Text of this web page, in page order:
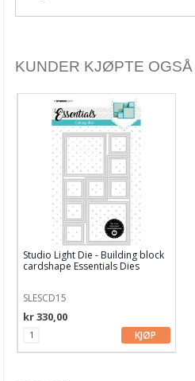
Alfabet dies
Altenew
Arden Creative Studio
Avery Elle dies
Bind-it-all & Cinch
By Lene dies
Carlijn Design
CottageCutz
KUNDER KJØPTE OGSÅ
Studio Light Die - Building block
cardshape Essentials Dies
SLESCD15
kr 330,00
KJØP